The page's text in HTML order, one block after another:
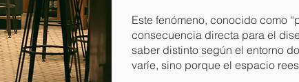
Este fenómeno, conocido como
consecuencia directa para el
saber distinto según el entorno
varíe, sino porque el espacio